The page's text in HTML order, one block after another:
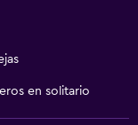
en solitario